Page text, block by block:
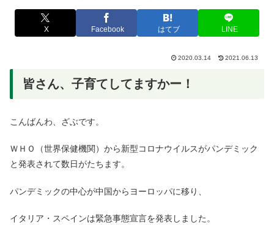
X Facebook はてブ LINE
2020.03.14 2021.06.13
皆さん、子育てしてますかー！
こんばんわ、ざぶです。
ＷＨＯ（世界保健機関）から新型コロナウイルスがパンデミック
と発表されて数日がたちます。
パンデミックの中心が中国からヨーロッパに移り、
イタリア・スペインは緊急事態宣言を発表しました。